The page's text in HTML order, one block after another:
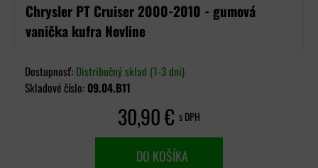
Chrysler PT Cruiser 2000-2010 - gumová
vanička kufra Novline
Dostupnosť: Distribučný sklad (1-3 dni)
Skladové číslo: 09.04.B11
30,90 € s DPH
DO KOŠÍKA